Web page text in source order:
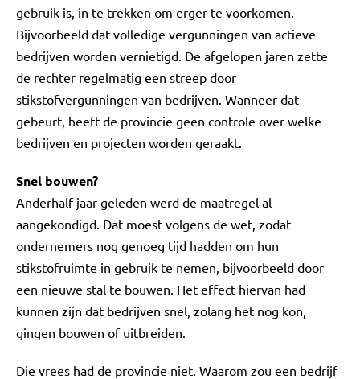
gebruik is, in te trekken om erger te voorkomen.
Bijvoorbeeld dat volledige vergunningen van actieve
bedrijven worden vernietigd. De afgelopen jaren zette
de rechter regelmatig een streep door
stikstofvergunningen van bedrijven. Wanneer dat
gebeurt, heeft de provincie geen controle over welke
bedrijven en projecten worden geraakt.
Snel bouwen?
Anderhalf jaar geleden werd de maatregel al
aangekondigd. Dat moest volgens de wet, zodat
ondernemers nog genoeg tijd hadden om hun
stikstofruimte in gebruik te nemen, bijvoorbeeld door
een nieuwe stal te bouwen. Het effect hiervan had
kunnen zijn dat bedrijven snel, zolang het nog kon,
gingen bouwen of uitbreiden.
Die vrees had de provincie niet. Waarom zou een bedrijf